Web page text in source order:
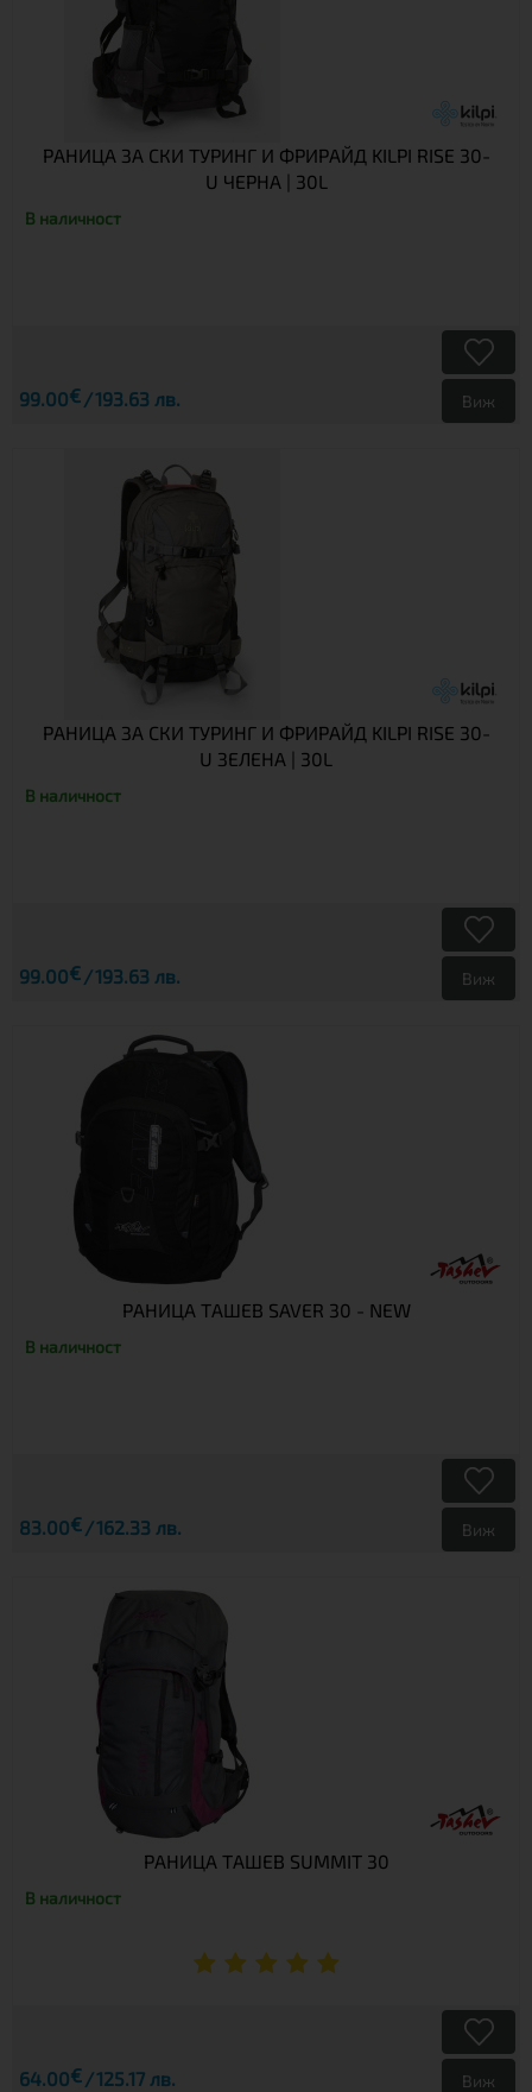
РАНИЦА ЗА СКИ ТУРИНГ И ФРИРАЙД KILPI RISE 30-
U ЧЕРНА | 30L
В наличност
99.00€ 193.63 лв. Виж
РАНИЦА ЗА СКИ ТУРИНГ И ФРИРАЙД KILPI RISE 30-
U ЗЕЛЕНА | 30L
В наличност
99.00€ 193.63 лв. Виж
РАНИЦА TАШЕВ SAVER 30 - NEW
В наличност
83.00€ 162.33 лв. Виж
РАНИЦА ТАШЕВ SUMMIT 30
В наличност
64.00€ 125.17 лв. Виж